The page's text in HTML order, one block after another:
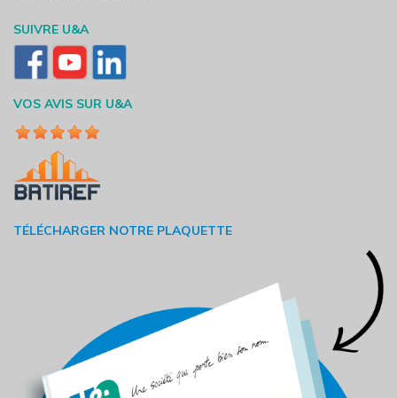
SUIVRE U&A
VOS AVIS SUR U&A
TÉLÉCHARGER NOTRE PLAQUETTE